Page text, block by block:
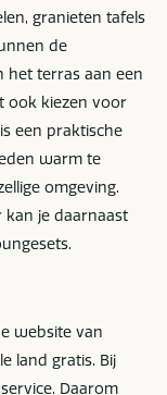
granieten tafels
de
het terras aan een
ook kiezen voor
een praktische
warm te
omgeving.
kan je daarnaast
website van
land gratis. Bij
Daarom